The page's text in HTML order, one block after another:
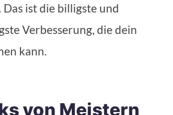
ist die billigste und
Verbesserung, die dein
kann.
von Meistern